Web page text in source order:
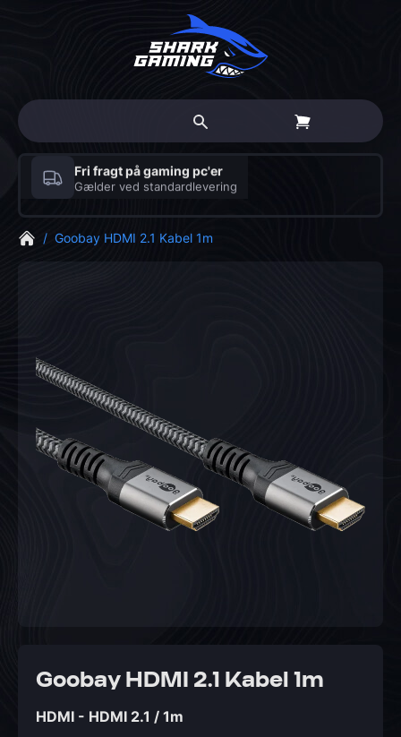
Fri fragt på gaming pc'er
Gælder ved standardlevering
/ Goobay HDMI 2.1 Kabel 1m
Goobay HDMI 2.1 Kabel 1m
HDMI - HDMI 2.1 / 1m